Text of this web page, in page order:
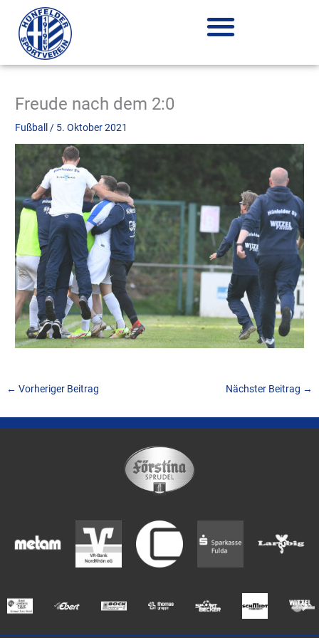
Inhalt
springen
Freude nach dem 2:0
Fußball / 5. Oktober 2021
← Vorheriger Beitrag Nächster Beitrag →